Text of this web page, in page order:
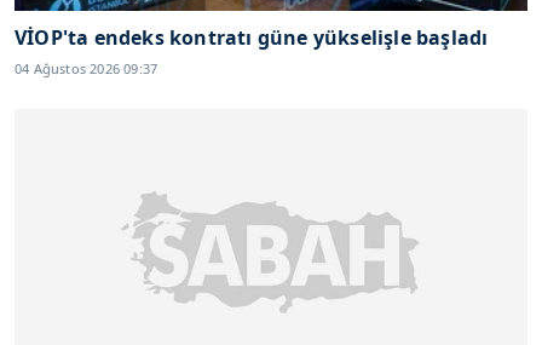
VİOP'ta endeks kontratı güne yükselişle başladı
04 Ağustos 2026 09:37